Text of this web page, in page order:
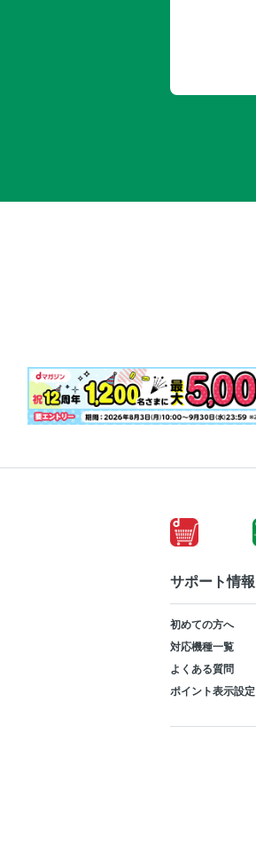
サポート情報
初めての方へ
対応機種一覧
よくある質問
ポイント表示設定